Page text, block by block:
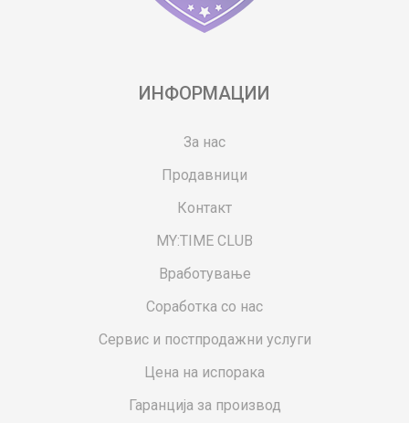
ИНФОРМАЦИИ
За нас
Продавници
Контакт
MY:TIME CLUB
Вработување
Соработка со нас
Сервис и постпродажни услуги
Цена на испорака
Гаранција за производ